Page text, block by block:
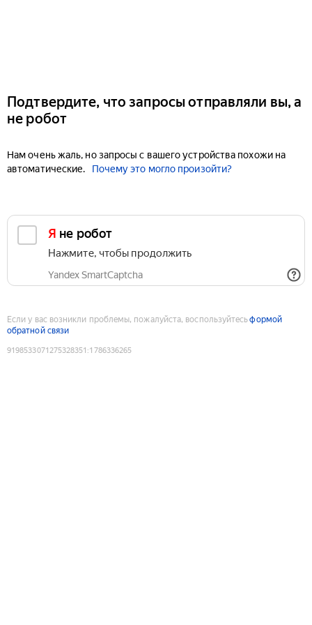
Подтвердите, что запросы отправляли вы, а
не робот
Нам очень жаль, но запросы с вашего устройства похожи на
автоматические.
Почему это могло произойти?
Я не робот
Нажмите, чтобы продолжить
Yandex SmartCaptcha
Если у вас возникли проблемы, пожалуйста, воспользуйтесьформой
обратной связи
9198533071275328351 :1786336265